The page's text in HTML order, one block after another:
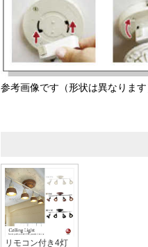
参考画像です（形状は異なりま
リモコン付き4灯